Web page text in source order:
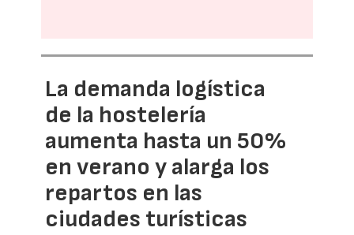
La demanda logística
de la hostelería
aumenta hasta un 50%
en verano y alarga los
repartos en las
ciudades turísticas